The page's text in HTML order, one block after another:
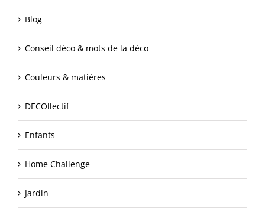
Blog
Conseil déco & mots de la déco
Couleurs & matières
DECOllectif
Enfants
Home Challenge
Jardin